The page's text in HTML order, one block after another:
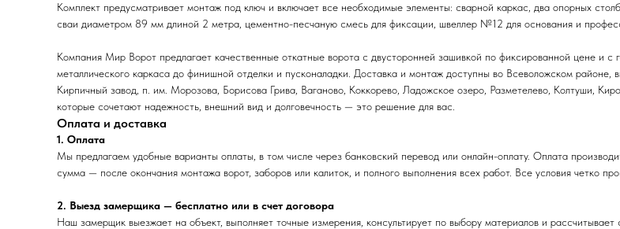
Комплект предусматривает монтаж под ключ и включает все необходимые элементы: сварной каркас, два опорных
сваи диаметром 89 мм длиной 2 метра, цементно-песчаную смесь для фиксации, швеллер №12 для основания и
Компания Мир Ворот предлагает качественные откатные ворота с двусторонней зашивкой по фиксированной цене и с
металлического каркаса до финишной отделки и пусконаладки. Доставка и монтаж доступны во Всеволожском
Кирпичный завод, п. им. Морозова, Борисова Грива, Ваганово, Коккорево, Ладожское озеро, Разметелево, Колтуши,
которые сочетают надежность, внешний вид и долговечность — это решение для вас.
Оплата и доставка
1. Оплата
Мы предлагаем удобные варианты оплаты, в том числе через банковский перевод или онлайн-оплату. Оплата
сумма — после окончания монтажа ворот, заборов или калиток, и полного выполнения всех работ. Все условия четко
2. Выезд замерщика — бесплатно или в счет договора
Наш замерщик выезжает на объект, выполняет точные измерения, консультирует по выбору материалов и рассчитывает